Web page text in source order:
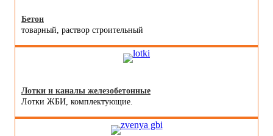
Бетон
товарный, раствор строительный
Лотки и каналы железобетонные
Лотки ЖБИ, комплектующие.